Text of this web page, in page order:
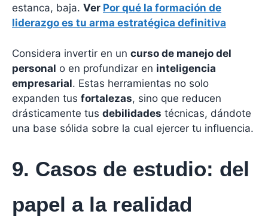
estanca, baja. Ver Por qué la formación de
liderazgo es tu arma estratégica definitiva
Considera invertir en un curso de manejo del
personal o en profundizar en inteligencia
empresarial. Estas herramientas no solo
expanden tus fortalezas, sino que reducen
drásticamente tus debilidades técnicas, dándote
una base sólida sobre la cual ejercer tu influencia.
9. Casos de estudio: del
papel a la realidad